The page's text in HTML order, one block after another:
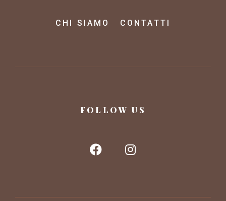
CHI SIAMO CONTATTI
FOLLOW US